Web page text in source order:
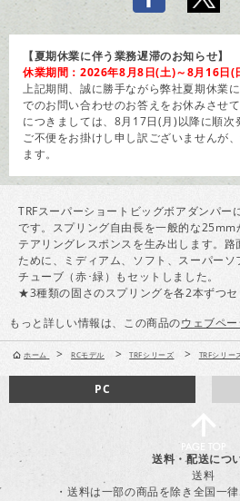
【夏期休業に伴う業務遅滞のお知らせ】
休業期間：2026年8月8日(土)～8月16日(
上記期間、誠に勝手ながら弊社夏期休業
でのお問い合わせのお答えをお休みさせ
につきましては、8月17日(月)以降に順次
ご不便をお掛けし申し訳ございませんが
ます。
TRFスーパーショートビッグボアダンパー
です。スプリング自由長を一般的な
テアリングレスポンスを生み出します。
ために、ミディアム、ソフト、スーパー
チューブ（赤･緑）もセットしました。
★3種類の固さのスプリングを各2本ずつセ
もっと詳しい情報は、この商品のウェブペー
ホーム > RCモデル > TRFシリーズ > TRFシリー
PC
送料・配送につ
送料
・送料は一部の商品を除き全国一